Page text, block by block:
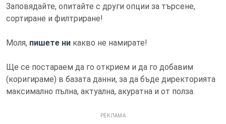
Заповядайте, опитайте с други опции за търсене,
сортиране и филтриране!
Моля, пишете ни какво не намирате!
Ще се постараем да го открием и да го добавим
(коригираме) в базата данни, за да бъде директорията
максимално пълна, актуална, акуратна и от полза.
РЕКЛАМА